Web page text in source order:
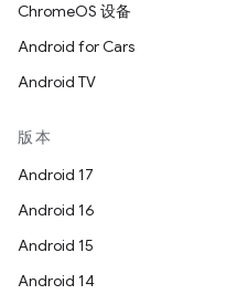
ChromeOS 设备
Android for Cars
Android TV
版本
Android 17
Android 16
Android 15
Android 14